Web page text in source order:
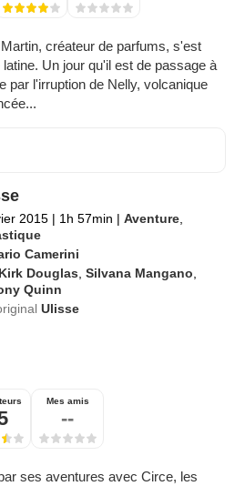
créateur de parfums, s'est
Un jour qu'il est de passage à
par l'irruption de Nelly, volcanique
2015 | 1h 57min | Aventure
Camerini
Kirk Douglas ,Silvana Mangano
Quinn
Ulisse
Mes amis
--
ses aventures avec Circe, les